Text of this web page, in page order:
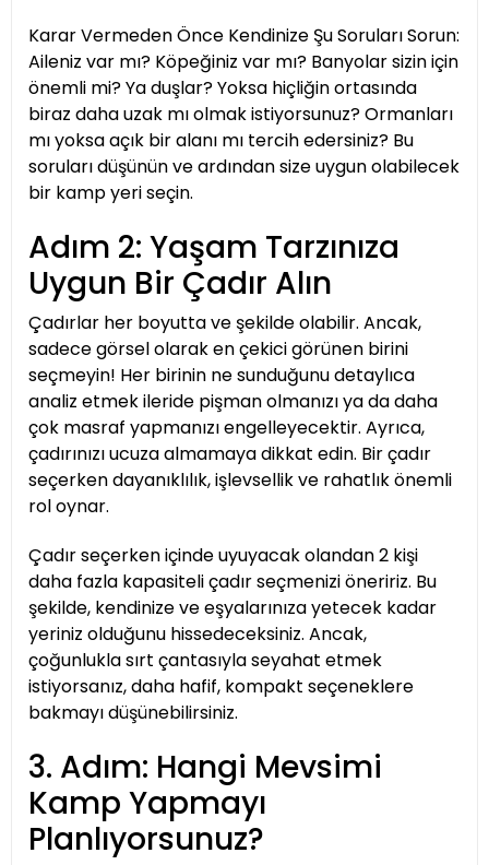
Karar Vermeden Önce Kendinize Şu Soruları Sorun:
Aileniz var mı? Köpeğiniz var mı? Banyolar sizin için
önemli mi? Ya duşlar? Yoksa hiçliğin ortasında
biraz daha uzak mı olmak istiyorsunuz? Ormanları
mı yoksa açık bir alanı mı tercih edersiniz? Bu
soruları düşünün ve ardından size uygun olabilecek
bir kamp yeri seçin.
Adım 2: Yaşam Tarzınıza
Uygun Bir Çadır Alın
Çadırlar her boyutta ve şekilde olabilir. Ancak,
sadece görsel olarak en çekici görünen birini
seçmeyin! Her birinin ne sunduğunu detaylıca
analiz etmek ileride pişman olmanızı ya da daha
çok masraf yapmanızı engelleyecektir. Ayrıca,
çadırınızı ucuza almamaya dikkat edin. Bir çadır
seçerken dayanıklılık, işlevsellik ve rahatlık önemli
rol oynar.
Çadır seçerken içinde uyuyacak olandan 2 kişi
daha fazla kapasiteli çadır seçmenizi öneririz. Bu
şekilde, kendinize ve eşyalarınıza yetecek kadar
yeriniz olduğunu hissedeceksiniz. Ancak,
çoğunlukla sırt çantasıyla seyahat etmek
istiyorsanız, daha hafif, kompakt seçeneklere
bakmayı düşünebilirsiniz.
3. Adım: Hangi Mevsimi
Kamp Yapmayı
Planlıyorsunuz?